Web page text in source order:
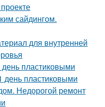
сайдингом.
для внутренней
пластиковыми
день пластиковыми
Недорогой ремонт